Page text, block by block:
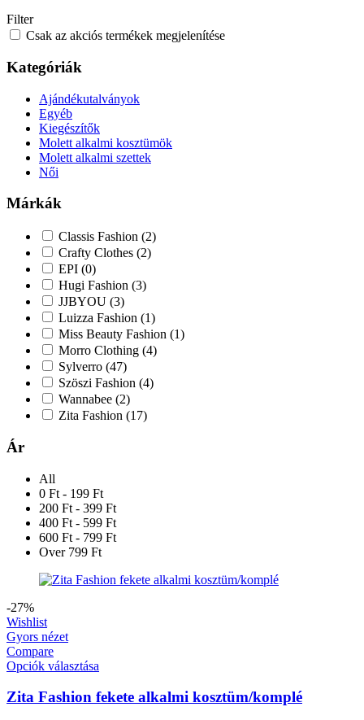
Filter
Csak az akciós termékek megjelenítése
Kategóriák
Ajándékutalványok
Egyéb
Kiegészítők
Molett alkalmi kosztümök
Molett alkalmi szettek
Női
Márkák
Classis Fashion (2)
Crafty Clothes (2)
EPI (0)
Hugi Fashion (3)
JJBYOU (3)
Luizza Fashion (1)
Miss Beauty Fashion (1)
Morro Clothing (4)
Sylverro (47)
Szöszi Fashion (4)
Wannabee (2)
Zita Fashion (17)
Ár
All
0 Ft - 199 Ft
200 Ft - 399 Ft
400 Ft - 599 Ft
600 Ft - 799 Ft
Over 799 Ft
-27%
Wishlist
Gyors nézet
Compare
Opciók választása
Zita Fashion fekete alkalmi kosztüm/komplé